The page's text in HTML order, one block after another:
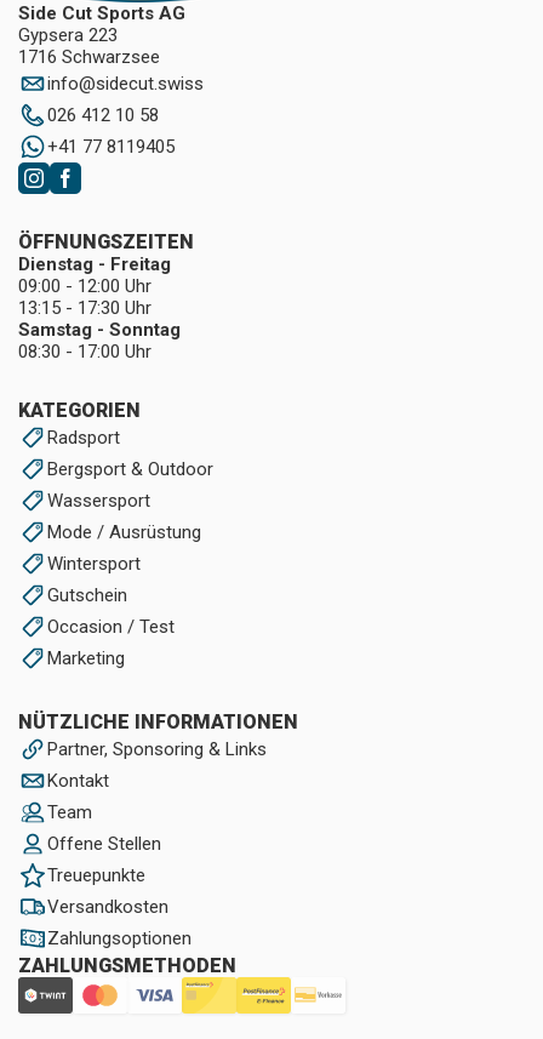
Side Cut Sports AG
Gypsera 223
1716 Schwarzsee
info@sidecut.swiss
026 412 10 58
+41 77 8119405
KATEGORIEN
Radsport
Bergsport & Outdoor
Wassersport
Mode / Ausrüstung
Wintersport
Gutschein
Occasion / Test
Marketing
NÜTZLICHE INFORMATIONEN
Partner, Sponsoring & Links
Kontakt
Team
Offene Stellen
Treuepunkte
Versandkosten
Zahlungsoptionen
ZAHLUNGSMETHODEN
ÖFFNUNGSZEITEN
Dienstag - Freitag
09:00 - 12:00 Uhr
13:15 - 17:30 Uhr
Samstag - Sonntag
08:30 - 17:00 Uhr